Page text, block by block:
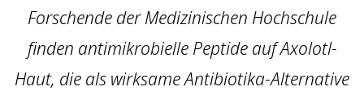
Forschende der Medizinischen Hochschule
finden antimikrobielle Peptide auf Axolotl-
Haut, die als wirksame Antibiotika-Alternative